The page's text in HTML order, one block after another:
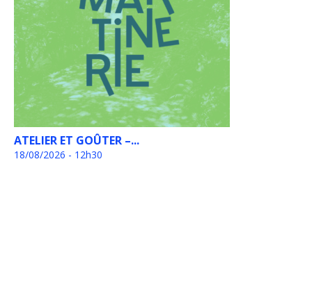
ATELIER ET GOÛTER –...
18/08/2026 - 12h30